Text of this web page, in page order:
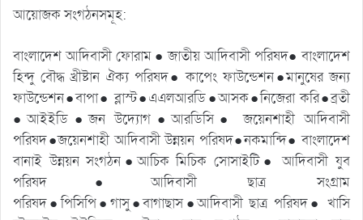
আয়োজক সংগঠনসমূহ:
বাংলাদেশ আদিবাসী ফোরাম ● জাতীয় আদিবাসী পরিষদ● বাংলাদেশ
হিন্দু বৌদ্ধ খ্রীষ্টান ঐক্য পরিষদ● কাপেং ফাউন্ডেশন●মানুষের জন্য
ফাউন্ডেশন●বাপা● ব্লাস্ট●এএলআরডি●আসক●নিজেরা করি●ব্রতী
●আইইডি●জন উদ্যোগ●আরডিসি● জয়েনশাহী আদিবাসী
পরিষদ●জয়েনশাহী আদিবাসী উন্নয়ন পরিষদ●নকমান্দি● বাংলাদেশ
বানাই উন্নয়ন সংগঠন●আচিক মিচিক সোসাইটি● আদিবাসী যুব
পরিষদ●আদিবাসী ছাত্র সংগ্রাম
পরিষদ●পিসিপি●গাসু●বাগাছাস●আদিবাসী ছাত্র পরিষদ● খাসি